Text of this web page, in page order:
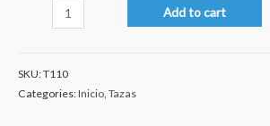
Redondo
Add to cart
SKU:T110
Categories:Inicio, Tazas